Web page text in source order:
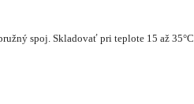
spoj. Skladovať pri teplote 15 až 35°C